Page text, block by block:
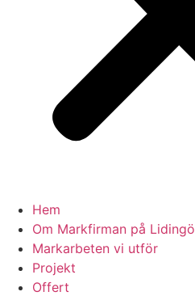
Hem
Om Markfirman på Lidingö
Markarbeten vi utför
Projekt
Offert